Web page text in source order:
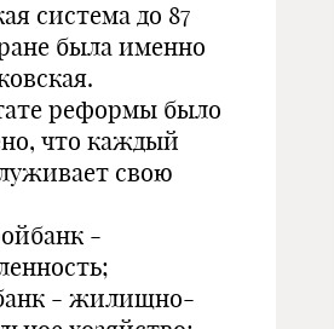
система до 87
была именно
реформы было
что каждый
свою
-
- жилищно-